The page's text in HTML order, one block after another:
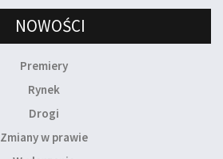
NOWOŚCI
Premiery
Rynek
Drogi
Zmiany w prawie